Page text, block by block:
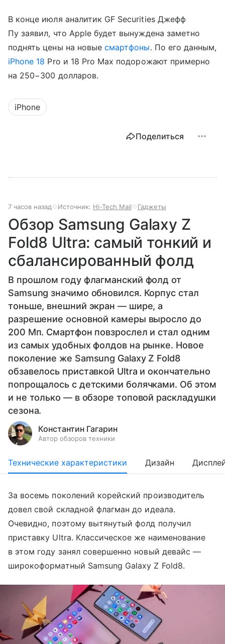
В конце июля аналитик GF Securities Джефф
Пу заявил, что Apple будет вынуждена заметно
поднять цены на новыесмартфоны. По его данным,
iPhone 18 Pro и 18 Pro Max подорожают примерно
на 250−300 долларов.
iPhone
Поделиться
7 часов назад Источник: Hi-Tech Mail Гаджеты
Обзор Samsung Galaxy Z
Fold8 Ultra: самый тонкий и
сбалансированный фолд
В прошлом году флагманский фолд от
Samsung значимо обновился. Корпус стал
тоньше, внешний экран — шире, а
разрешение основной камеры выросло до
200 Мп. Смартфон повзрослел и стал одним
из самых удобных фолдов на рынке. Новое
поколение же Samsung Galaxy Z Fold8
обзавелось приставкой Ultra и окончательно
попрощалось с детскими болячками. Об этом
и не только — в обзоре топовой раскладушки
сезона.
Константин Гагарин
Автор обзоров техники
Технические характеристики Дизайн
За восемь поколений корейский производитель
довел свой складной флагман до идеала.
Очевидно, поэтому вытянутый фолд получил
приставку Ultra. Классическое же наименование
в этом году занял совершенно новый девайс —
широкоформатный Samsung Galaxy Z Fold8.